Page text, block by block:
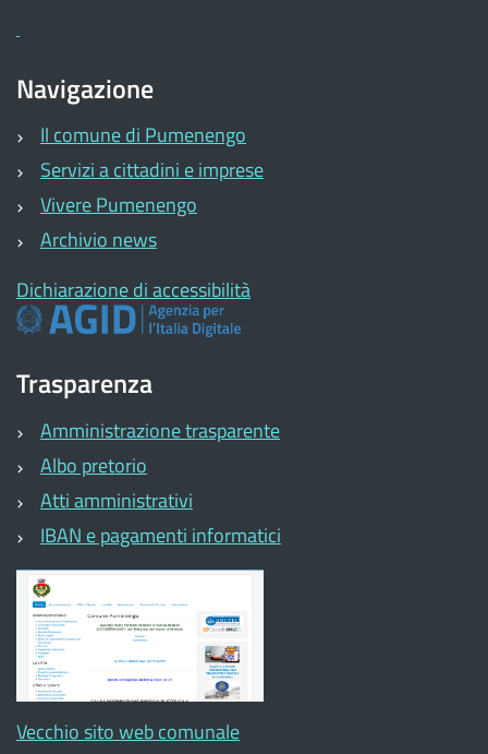
Navigazione
Il comune di Pumenengo
Servizi a cittadini e imprese
Vivere Pumenengo
Archivio news
Dichiarazione di accessibilità
Trasparenza
Amministrazione trasparente
Albo pretorio
Atti amministrativi
IBAN e pagamenti informatici
Vecchio sito web comunale